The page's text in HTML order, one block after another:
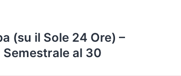
(su il Sole 24 Ore) –
Semestrale al 30